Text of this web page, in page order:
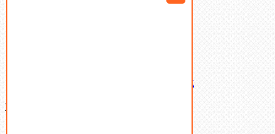
Латунный и бронзовый крепеж
Ваша корзина